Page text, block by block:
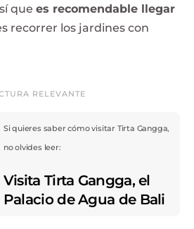
que es recomendable llegar
recorrer los jardines con
RELEVANTE
Si quieres saber cómo visitar Tirta Gangga,
no olvides leer:
Visita Tirta Gangga, el
Palacio de Agua de Bali